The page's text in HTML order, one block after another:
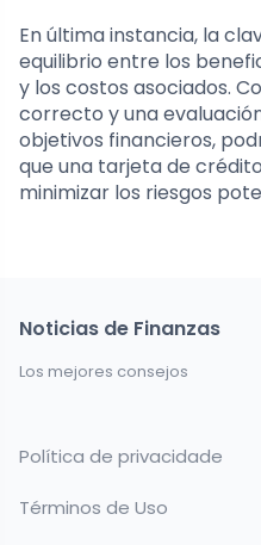
En última instancia, la
equilibrio entre los
y los costos asociados.
correcto y una
objetivos financieros,
que una tarjeta de
minimizar los riesgos
Noticias de Finanzas
Los mejores consejos
Política de privacidade
Términos de Uso